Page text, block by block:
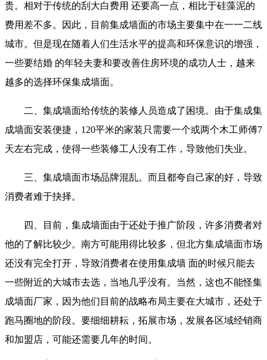
贵。相对于传统的刮大白费用 还要高一点，相比于硅藻泥的
费用差不多。因此，目前集成墙面的市场主要集中在一一二线
城市。但是现在随着人们生活水平的提高和环保意识的增强，
一些要结婚 的年轻夫妻和要改善住房环境的成功人士，越来
越多的选择环保集成墙面。
二、集成墙面给传统的装修人员造成了困境。由于集成集
成墙面安装便捷，120平米的家装只需要一个或两个木工师傅7
天左右完成，使得一些装修工人没有工作，导致他们失业。
三、集成墙面市场品牌混乱。而且都夸自己家的好，导致
消费者难于抉择。
四、目前，集成墙面由于还处于推广阶段，许多消费者对
他的了解比较少。南方可能用得比较多，但北方集成墙面市场
还没有完全打开，导致消费者在使用集成墙 面的时候只能去
一些附近的大城市去选，当地几乎没有。当然，这也不能怪集
成墙面厂家，因为他们目前的战略布局主要在大城市，还处于
跑马圈地的阶段。要细细耕耘，拓展市场，发展各区域经销商
和加盟店，可能还需要几年的时间。